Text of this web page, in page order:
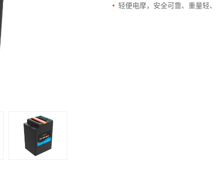
• 轻便电摩，安全可靠、重量轻